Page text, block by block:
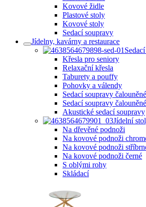
Kovové židle
Plastové stoly
Kovové stoly
Sedací soupravy
Jídelny, kavárny a restaurace
Křesla pro seniory
Relaxační křesla
Taburety a pouffy
Pohovky a válendy
Sedací soupravy
Sedací soupravy
Akustické sedací soupravy
Jídelní
Na dřevěné podnoži
Na kovové podnoži
Na kovové podnoži
Na kovové podnoži černé
S oblými rohy
Skládací